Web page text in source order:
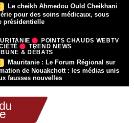
Le cheikh Ahmedou Ould Cheikhani
pour des soins médicaux, sous
présidentielle
POINTS CHAUDS WEBTV
TREND NEWS
& DÉBATS
Mauritanie : Le Forum Régional sur
de Nouakchott : les médias unis
fausses nouvelles